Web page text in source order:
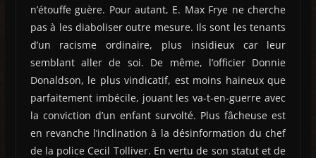
n’étouffe guère. Pour autant, E. Max Frye ne cherche
pas à les diaboliser outre mesure. Ils sont les tenants
d’un racisme ordinaire, plus insidieux car leur
semblant aller de soi. De même, l’officier Donnie
Donaldson, le plus vindicatif, est moins haineux que
parfaitement imbécile, jouant les va-t-en-guerre avec
la conviction d’un enfant survolté. Plus fâcheuse est
en revanche l’inclination à la désinformation du chef
de la police Cecil Tolliver. En vertu de son statut et de